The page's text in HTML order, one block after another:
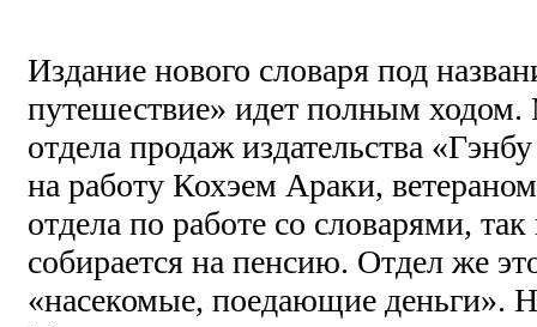
Издание нового словаря под
путешествие» идет полным
отдела продаж издательства
на работу Кохэем Араки,
отдела по работе со словарями,
собирается на пенсию. Отдел же
«насекомые, поедающие деньги».